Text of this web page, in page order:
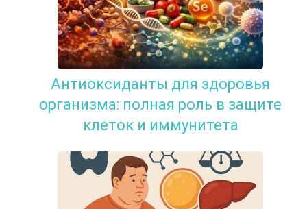
Антиоксиданты для здоровья
организма: полная роль в защите
клеток и иммунитета